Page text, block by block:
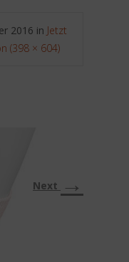
2016 in Jetzt
(398 × 604)
Next →